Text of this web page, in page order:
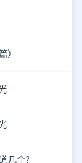
）
几个？